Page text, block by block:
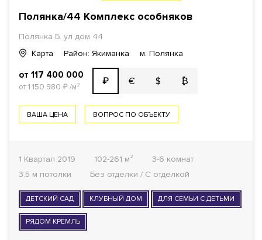
Полянка/44 Комплекс особняков
Полянка Б. ул дом 44
Карта
Район: Якиманка м. Полянка
от 117 400 000
от 1 150 980 ₽/м² ₽ € $ ₿
ВАША ЦЕНА ВОПРОС ПО ОБЪЕКТУ
1 Квартал 2019 102-261 м²
3-6 комнат
3.5 м потолки
Без отделки / С отделкой
ДЕТСКИЙ САД КЛУБНЫЙ ДОМ ДЛЯ СЕМЬИ С ДЕТЬМИ
РЯДОМ КРЕМЛЬ